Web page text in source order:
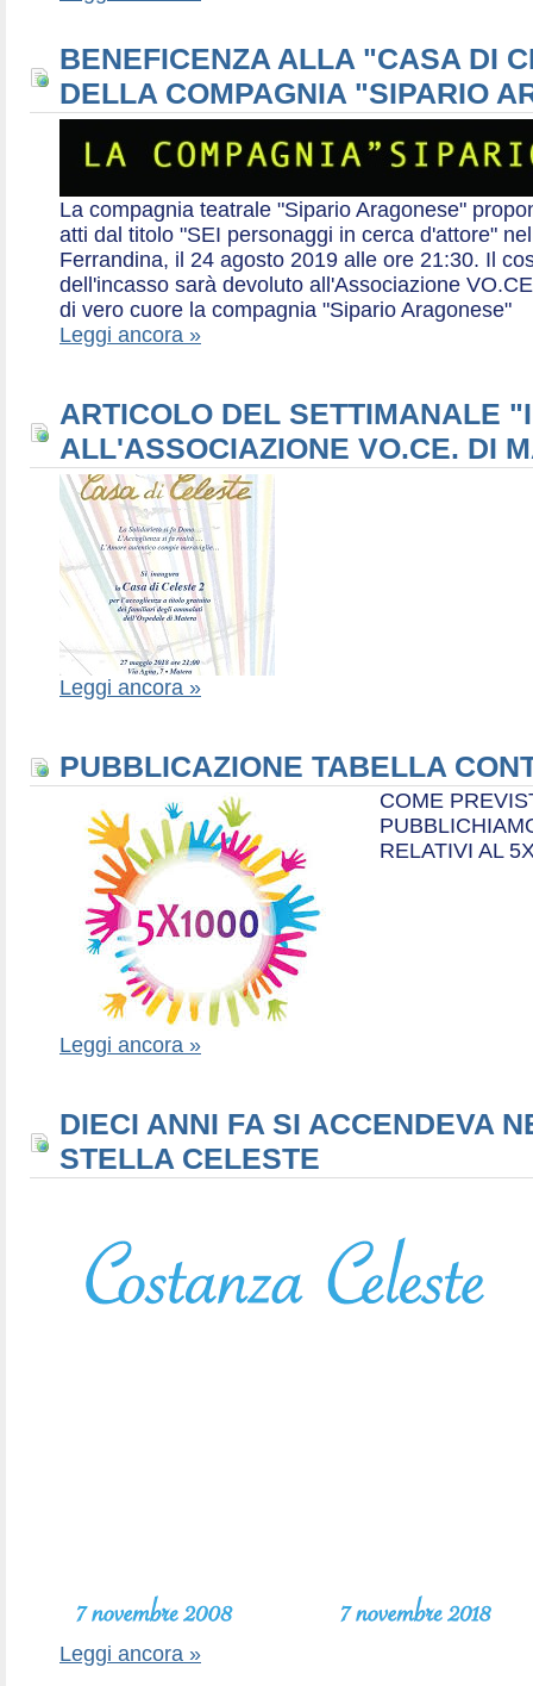
BENEFICENZA ALLA "CASA DI
DELLA COMPAGNIA "SIPARIO
La compagnia teatrale "Sipario Aragonese"
atti dal titolo "SEI personaggi in cerca d'attore"
Ferrandina, il 24 agosto 2019 alle ore 21:30. Il
dell'incasso sarà devoluto all'Associazione
di vero cuore la compagnia "Sipario Aragonese"
Leggi ancora »
ARTICOLO DEL SETTIMANALE
ALL'ASSOCIAZIONE VO.CE. DI
Leggi ancora »
PUBBLICAZIONE TABELLA
COME
RELATIVI AL
Leggi ancora »
DIECI ANNI FA SI ACCENDEVA
STELLA CELESTE
Leggi ancora »